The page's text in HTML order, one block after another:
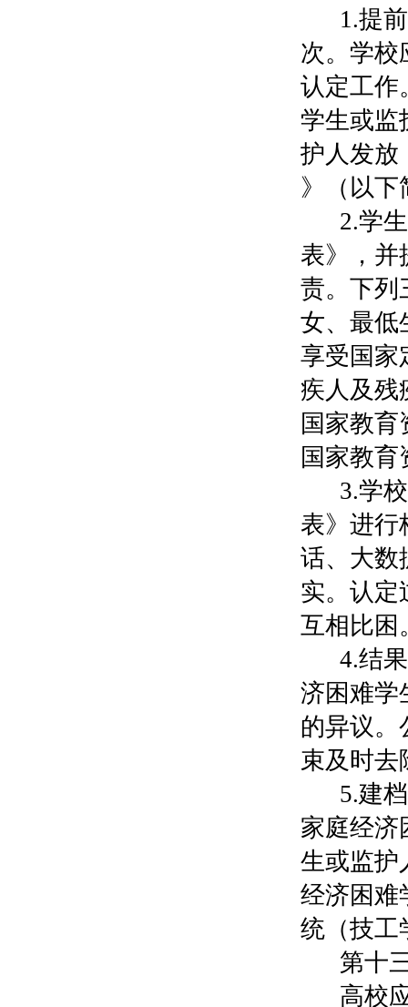
1.提
次。学校
认定工作
学生或监
护人发放
》（以下
2.学
表》，并
责。下列
女、最低
享受国家
疾人及残
国家教
国家教
3.学
表》进行
话、大数
实。认定
互相比困
4.结
济困难学
的异议。
束及时去
5.建
家庭经济
生或监护
经济困难
统（技工
第十
高校